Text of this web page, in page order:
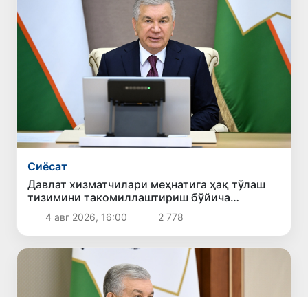
Сиёсат
Давлат хизматчилари меҳнатига ҳақ тўлаш
тизимини такомиллаштириш бўйича
таклифлар кўриб чиқилди
4 авг 2026, 16:00 2 778